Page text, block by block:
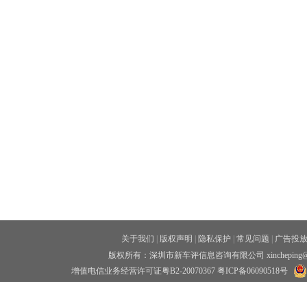
关于我们 版权声明 隐私保护 常见问题
广告投放
版权所有：深圳市新车评信息咨询有限公司
增值电信业务经营许可证粤B2-20070367 粤ICP备06090518号